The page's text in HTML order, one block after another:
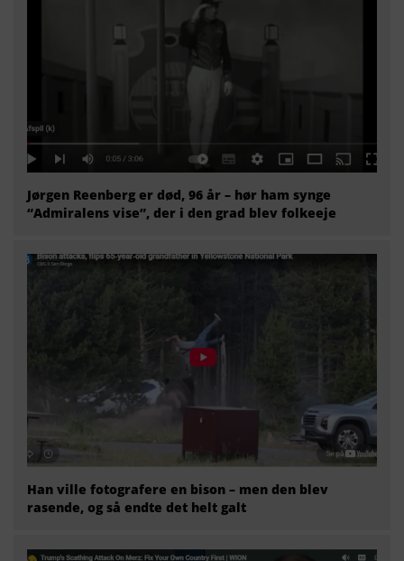
Jørgen Reenberg er død, 96 år – hør ham synge
“Admiralens vise”, der i den grad blev folkeeje
Han ville fotografere en bison – men den blev
rasende, og så endte det helt galt